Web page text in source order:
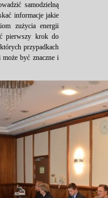
samodzielną
informacje jakie
zużycia energii
pierwszy krok do
przypadkach
może być znaczne i